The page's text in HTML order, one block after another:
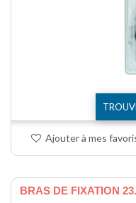
Ajouter à mes
BRAS DE FIXATION